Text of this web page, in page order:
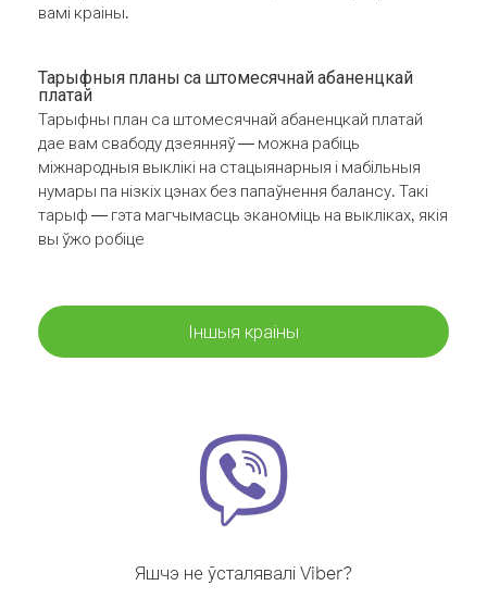
вамі краіны.
Тарыфныя планы са штомесячнай абаненцкай
платай
Тарыфны план са штомесячнай абаненцкай платай
дае вам свабоду дзеянняў — можна рабіць
міжнародныя выклікі на стацыянарныя і мабільныя
нумары па нізкіх цэнах без папаўнення балансу. Такі
тарыф — гэта магчымасць эканоміць на выкліках, якія
вы ўжо робіце
Іншыя краіны
Яшчэ не ўсталявалі Viber?